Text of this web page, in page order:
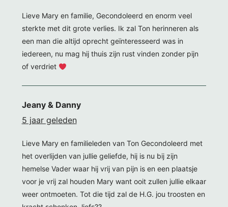
Lieve Mary en familie, Gecondoleerd en enorm veel
sterkte met dit grote verlies. Ik zal Ton herinneren als
een man die altijd oprecht geïnteresseerd was in
iedereen, nu mag hij thuis zijn rust vinden zonder pijn
of verdriet
Jeany & Danny
5 jaar geleden
Lieve Mary en familieleden van Ton Gecondoleerd met
het overlijden van jullie geliefde, hij is nu bij zijn
hemelse Vader waar hij vrij van pijn is en een plaatsje
voor je vrij zal houden Mary want ooit zullen jullie elkaar
weer ontmoeten. Tot die tijd zal de H.G. jou troosten en